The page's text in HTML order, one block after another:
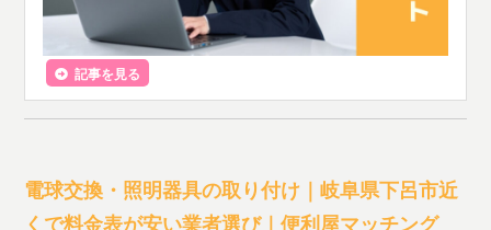
記事を見る
電球交換・照明器具の取り付け｜岐阜県下呂市近
くで料金表が安い業者選び｜便利屋マッチング